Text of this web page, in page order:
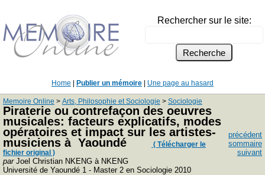
Rechercher sur le site:
Home Publier un mémoire Une page au hasard
Memoire Online > Arts, Philosophie et Sociologie > Sociologie
Piraterie ou contrefaçon des oeuvres
musicales: facteurs explicatifs, modes
opératoires et impact sur les artistes-
musiciens à Yaoundé
( Télécharger le
fichier original )
parJoel Christian NKENG à NKENG
Université de Yaoundé 1 - Master 2 en Sociologie 2010
précédent
sommaire
suivant